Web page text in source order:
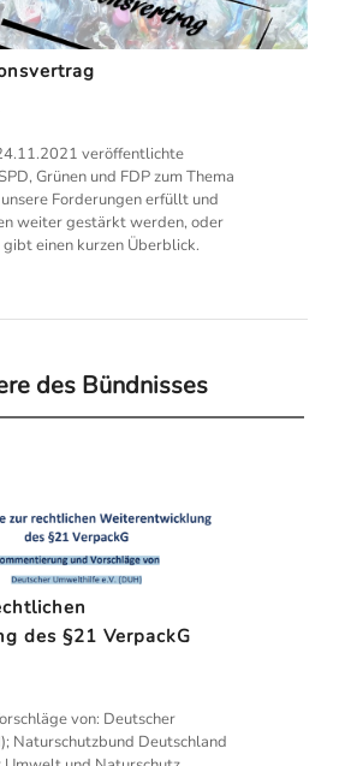
veröffentlichte
Grünen und FDP zum Thema
Forderungen erfüllt und
weiter gestärkt werden, oder
einen kurzen Überblick.
des Bündnisses
des §21 VerpackG
von: Deutscher
Naturschutzbund Deutschland